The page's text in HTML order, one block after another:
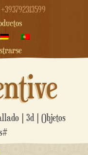
| 3d | Objetos